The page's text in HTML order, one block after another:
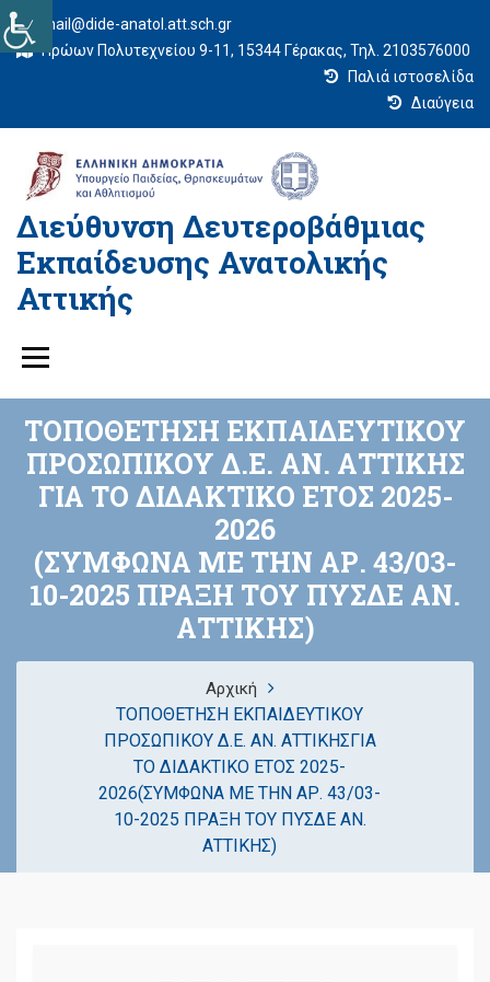
mail@dide-anatol.att.sch.gr
Ηρώων Πολυτεχνείου 9-11, 15344 Γέρακας, Τηλ. 2103576000
Παλιά ιστοσελίδα
Διαύγεια
Διεύθυνση Δευτεροβάθμιας
Εκπαίδευσης Ανατολικής
Αττικής
ΤΟΠΟΘΕΤΗΣΗ ΕΚΠΑΙΔΕΥΤΙΚΟΥ
ΠΡΟΣΩΠΙΚΟΥ Δ.Ε. ΑΝ. ΑΤΤΙΚΗΣ
ΓΙΑ ΤΟ ΔΙΔΑΚΤΙΚΟ ΕΤΟΣ 2025-
2026
(ΣΥΜΦΩΝΑ ΜΕ ΤΗΝ ΑΡ. 43/03-
10-2025 ΠΡΑΞΗ ΤΟΥ ΠΥΣΔΕ ΑΝ.
ΑΤΤΙΚΗΣ)
Αρχική
ΤΟΠΟΘΕΤΗΣΗ ΕΚΠΑΙΔΕΥΤΙΚΟΥ
ΠΡΟΣΩΠΙΚΟΥ Δ.Ε. ΑΝ. ΑΤΤΙΚΗΣΓΙΑ
ΤΟ ΔΙΔΑΚΤΙΚΟ ΕΤΟΣ 2025-
2026(ΣΥΜΦΩΝΑ ΜΕ ΤΗΝ ΑΡ. 43/03-
10-2025 ΠΡΑΞΗ ΤΟΥ ΠΥΣΔΕ ΑΝ.
ΑΤΤΙΚΗΣ)